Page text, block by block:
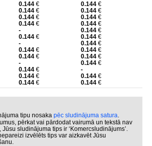
0.144€ 0.144€
0.144€ 0.144€
0.144€ 0.144€
0.144€ 0.144€
- 0.144€
0.144€ 0.144€
- 0.144€
0.144€ 0.144€
0.144€ 0.144€
- 0.144€
0.144€
-
0.144€ 0.144€
0.144€ 0.144€
tipu nosaka pēc sludinājuma satura.
pērkat vai pārdodat vairumā un tekstā nav
sludinājuma tips ir ‘Komercsludinājums’.
izvēlēts tips var aizkavēt Jūsu